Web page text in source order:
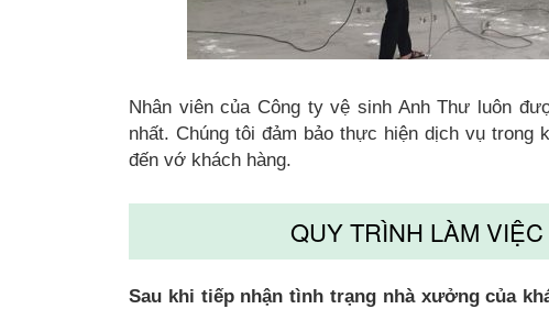
Nhân viên của Công ty vệ sinh Anh Thư luôn
nhất. Chúng tôi đảm bảo thực hiện dịch vụ trong
đến vớ khách hàng.
QUY TRÌNH LÀM
Sau khi tiếp nhận tình trạng nhà xưởng của